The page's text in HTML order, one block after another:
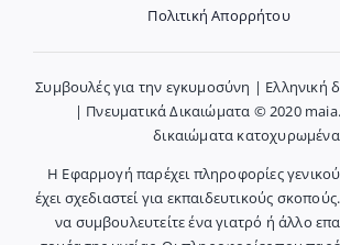
Πολιτική Απορρήτου
Συμβουλές για την εγκυμοσύνη | Ελληνική
| Πνευματικά Δικαιώματα © 2020
δικαιώματα κατοχυρωμένα
Η Εφαρμογή παρέχει πληροφορίες
έχει σχεδιαστεί για εκπαιδευτικούς
να συμβουλευτείτε ένα γιατρό ή άλλο